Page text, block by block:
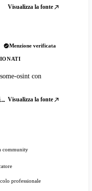
Visualizza la fonte
Menzione verificata
osint con
github.com/jivoi/awesome-osint Visualizza la fonte
community
professionale